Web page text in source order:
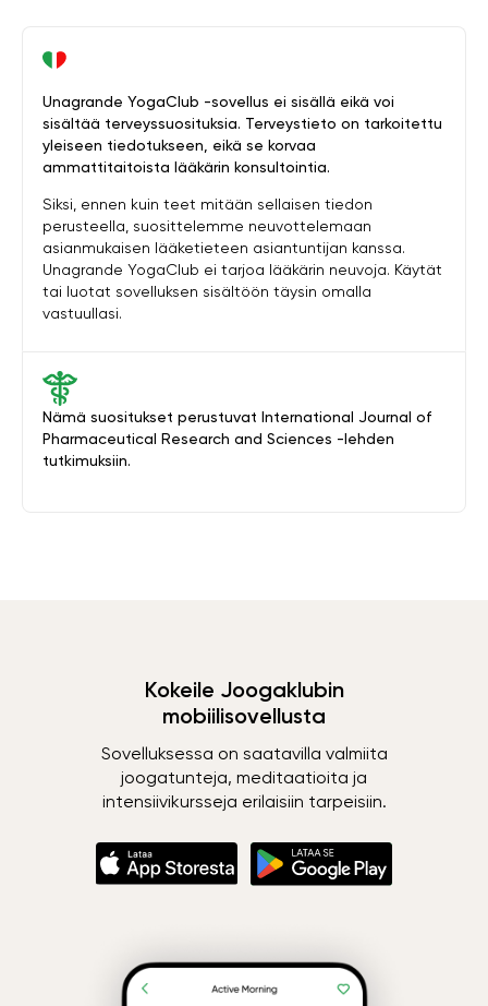
Nämä suositukset perustuvat International Journal of
Pharmaceutical Research and Sciences -lehden
tutkimuksiin.
Unagrande YogaClub -sovellus ei sisällä eikä voi
sisältää terveyssuosituksia. Terveystieto on tarkoitettu
yleiseen tiedotukseen, eikä se korvaa
ammattitaitoista lääkärin konsultointia.
Siksi, ennen kuin teet mitään sellaisen tiedon
perusteella, suosittelemme neuvottelemaan
asianmukaisen lääketieteen asiantuntijan kanssa.
Unagrande YogaClub ei tarjoa lääkärin neuvoja. Käytät
tai luotat sovelluksen sisältöön täysin omalla
vastuullasi.
Kokeile Joogaklubin
mobiilisovellusta
Sovelluksessa on saatavilla valmiita
joogatunteja, meditaatioita ja
intensiivikursseja erilaisiin tarpeisiin.